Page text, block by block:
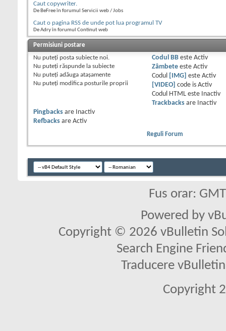
Caut copywriter.
De BeFree în forumul Servicii web / Jobs
Caut o pagina RSS de unde pot lua programul TV
De Adry în forumul Continut web
Permisiuni postare
Nu puteţi posta subiecte noi.
Nu puteţi răspunde la subiecte
Nu puteţi adăuga ataşamente
Nu puteţi modifica posturile proprii
Codul BBeste Activ
Zâmbeteeste Activ
Codul
[IMG] este Activ
[VIDEO]
code is Activ
Codul HTML este
Inactiv
Trackbacksare
Inactiv
Pingbacks are
Inactiv
Refbacks are Activ
Reguli Forum
Fus orar:
Powered by
Copyright © 2026 vBulletin
Search Engine
Traducere
Copyright